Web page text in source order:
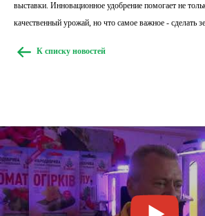
выставки. Инновационное удобрение помогает не
качественный урожай, но что самое важное - сделать
К списку новостей